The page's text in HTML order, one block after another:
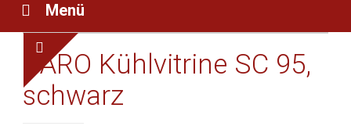
Menü
SARO Kühlvitrine SC 95,
schwarz